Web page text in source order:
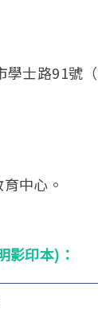
學士路91號
中心。
影印本)：